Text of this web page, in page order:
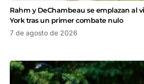
Rahm y DeChambeau se emplazan al
York tras un primer combate nulo
7 de agosto de 2026